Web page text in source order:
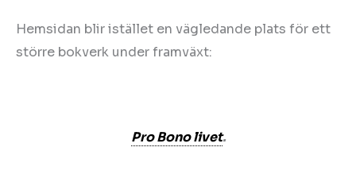
Hemsidan blir istället en vägledande plats för ett
större bokverk under framväxt:
Pro Bono livet.